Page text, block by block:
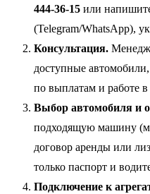
444-36-15 или
(Telegram/WhatsApp),
Консультация.
доступные
по выплатам и работе
Выбор автомобиля и
подходящую машину
договор аренды или
только паспорт и
Подключение к